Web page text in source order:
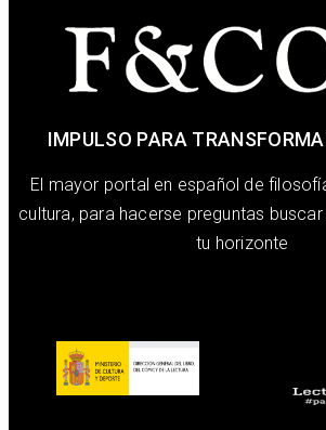
IMPULSO PARA
El mayor portal en español de
cultura, para hacerse preguntas
tu horizonte